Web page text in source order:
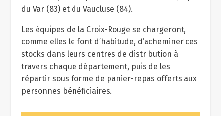
du Var (83) et du Vaucluse (84).
Les équipes de la Croix-Rouge se chargeront,
comme elles le font d’habitude, d’acheminer ces
stocks dans leurs centres de distribution à
travers chaque département, puis de les
répartir sous forme de panier-repas offerts aux
personnes bénéficiaires.